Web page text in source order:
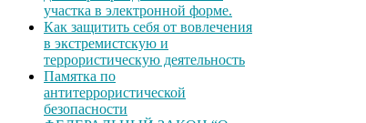
участка в электронной форме.
Как защитить себя от вовлечения
в экстремистскую и
террористическую деятельность
Памятка по
антитеррористической
безопасности